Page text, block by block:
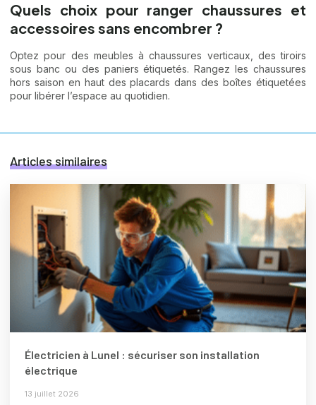
Quels choix pour ranger chaussures et
accessoires sans encombrer ?
Optez pour des meubles à chaussures verticaux, des tiroirs
sous banc ou des paniers étiquetés. Rangez les chaussures
hors saison en haut des placards dans des boîtes étiquetées
pour libérer l’espace au quotidien.
Articles similaires
Électricien à Lunel : sécuriser son installation
électrique
13 juillet 2026